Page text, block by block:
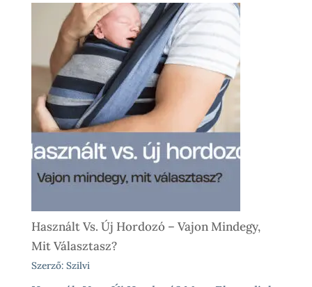
Használt Vs. Új Hordozó – Vajon Mindegy,
Mit Választasz?
Szerző: Szilvi